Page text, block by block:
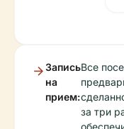
Запись
на
прием:
Все
за три